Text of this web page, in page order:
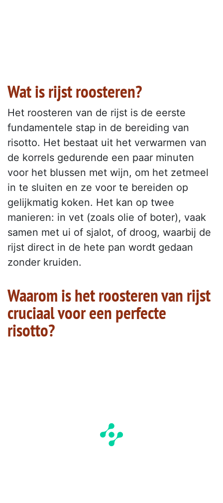
Wat is rijst roosteren?
Het roosteren van de rijst is de eerste
fundamentele stap in de bereiding van
risotto. Het bestaat uit het verwarmen van
de korrels gedurende een paar minuten
voor het blussen met wijn, om het zetmeel
in te sluiten en ze voor te bereiden op
gelijkmatig koken. Het kan op twee
manieren: in vet (zoals olie of boter), vaak
samen met ui of sjalot, of droog, waarbij de
rijst direct in de hete pan wordt gedaan
zonder kruiden.
Waarom is het roosteren van rijst
cruciaal voor een perfecte
risotto?